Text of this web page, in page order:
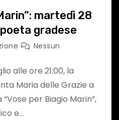
martedì 28
poeta gradese
Nessun
alle ore 21:00, la
Maria delle Grazie a
per Biagio Marin”,
e…